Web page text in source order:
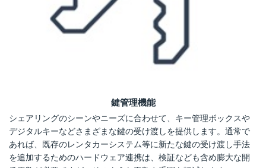
鍵管理機能
シェアリングのシーンやニーズに合わせて、キー管理ボックスや
デジタルキーなどさまざまな鍵の受け渡しを提供します。通常で
あれば、既存のレンタカーシステム等に新たな鍵の受け渡し手法
を追加するためのハードウェア連携は、検証なども含め膨大な開